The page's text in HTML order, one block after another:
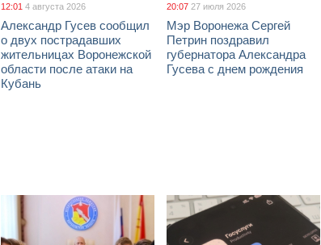
12:01 4 августа 2026
Александр Гусев сообщил
о двух пострадавших
жительницах Воронежской
области после атаки на
Кубань
20:07 27 июля 2026
Мэр Воронежа Сергей
Петрин поздравил
губернатора Александра
Гусева с днем рождения